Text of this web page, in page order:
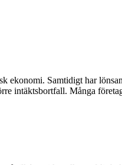
ekonomi. Samtidigt har
intäktsbortfall. Många